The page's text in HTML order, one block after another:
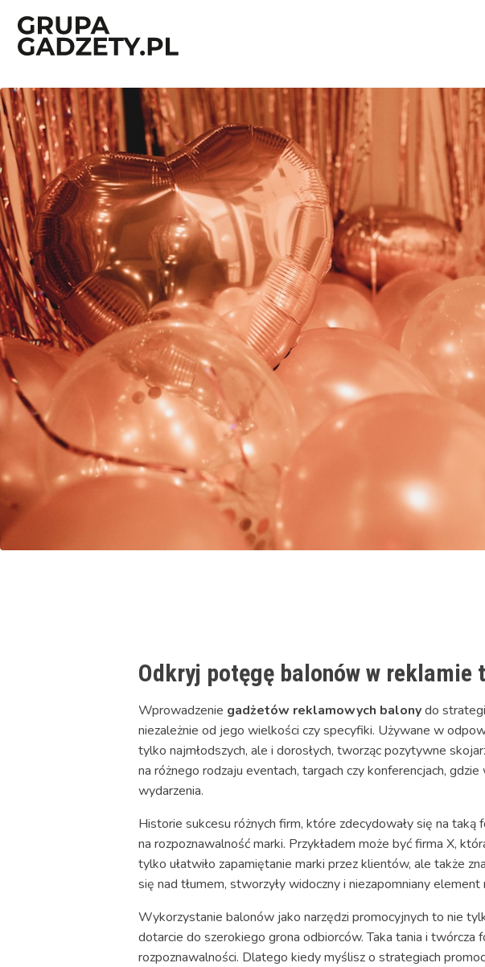
Odkryj potęgę balonów w reklamie
Wprowadzenie gadżetów reklamowych balonydo
niezależnie od jego wielkości czy specyfiki. Używane w
tylko najmłodszych, ale i dorosłych, tworząc pozytywne
na różnego rodzaju eventach, targach czy konferencjach,
wydarzenia.
Historie sukcesu różnych firm, które zdecydowały się na taką
na rozpoznawalność marki. Przykładem może być firma X,
tylko ułatwiło zapamiętanie marki przez klientów, ale także
się nad tłumem, stworzyły widoczny i niezapomniany
Wykorzystanie balonów jako narzędzi promocyjnych to nie
dotarcie do szerokiego grona odbiorców. Taka tania i
rozpoznawalności. Dlatego kiedy myślisz o strategiach